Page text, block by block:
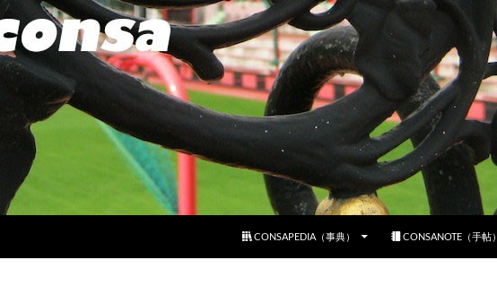
CONSAPEDIA（事典）
CONSANOTE（手帖）